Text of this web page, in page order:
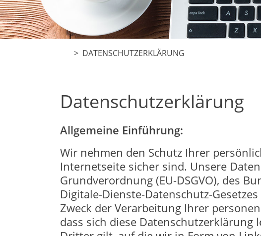
> DATENSCHUTZERKLÄRUNG
Datenschutzerklärung
Allgemeine Einführung:
Wir nehmen den Schutz Ihrer
Internetseite sicher sind. Unsere
Grundverordnung (EU-DSGVO), des
Digitale-Dienste-Datenschutz-
Zweck der Verarbeitung Ihrer
dass sich diese